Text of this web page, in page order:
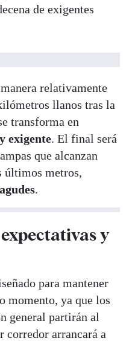
de exigentes
relativamente
llanos tras la
transforma en
exigente. El final será
que alcanzan
últimos metros,
.
y
para mantener
momento, ya que los
general partirán al
arrancará a